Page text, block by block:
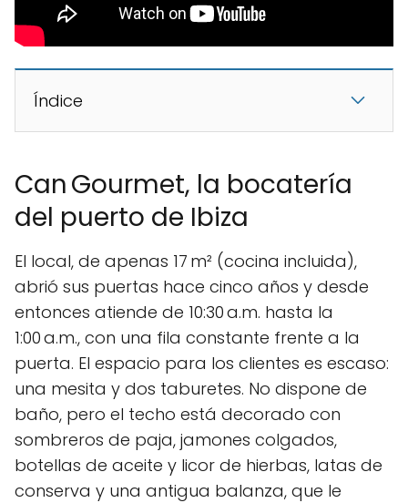
Índice
Can Gourmet, la bocatería
del puerto de Ibiza
El local, de apenas 17 m² (cocina incluida),
abrió sus puertas hace cinco años y desde
entonces atiende de 10:30 a.m. hasta la
1:00 a.m., con una fila constante frente a la
puerta. El espacio para los clientes es escaso:
una mesita y dos taburetes. No dispone de
baño, pero el techo está decorado con
sombreros de paja, jamones colgados,
botellas de aceite y licor de hierbas, latas de
conserva y una antigua balanza, que le